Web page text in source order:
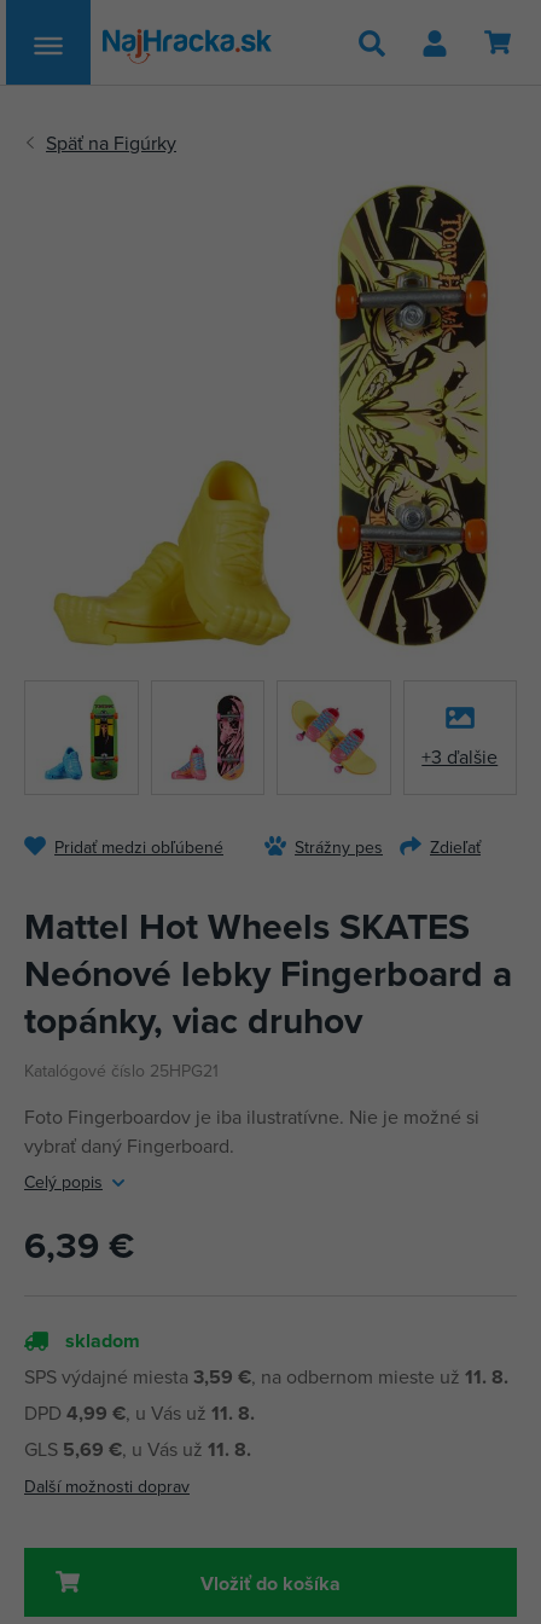
Hľadať
+3 ďalšie
Pridať medzi obľúbené Strážny pes Zdieľať
Mattel Hot Wheels SKATES
Neónové lebky Fingerboard a
topánky, viac druhov
Katalógové číslo 25HPG21
Foto Fingerboardov je iba ilustratívne. Nie je možné si
vybrať daný Fingerboard.
Celý popis
6,39 €
skladom
SPS výdajné miesta 3,59 €, na odbernom mieste už 11. 8.
DPD 4,99 €, u Vás už 11. 8.
GLS 5,69 €, u Vás už 11. 8.
Další možnosti doprav
Vložiť do košíka